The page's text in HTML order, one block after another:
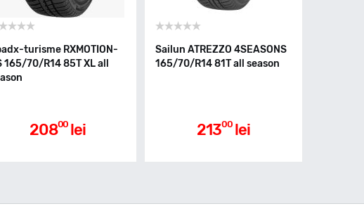
turisme RXMOTION-
165/70/R14 85T XL all
20800 lei
Sailun ATREZZO 4SEASONS
165/70/R14 81T all season
21300 lei